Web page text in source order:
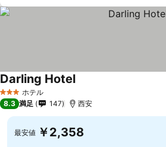
3 ホテルのランク
ホテル
Darling Hotel料金を表示
8.3 満足 147 西安
最安値 ￥2,358